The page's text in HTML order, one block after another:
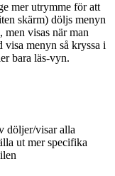
mer utrymme för att
skärm) döljs menyn
men visas när man
menyn så kryssa i
bara läs-vyn.
döljer/visar alla
ut mer specifika